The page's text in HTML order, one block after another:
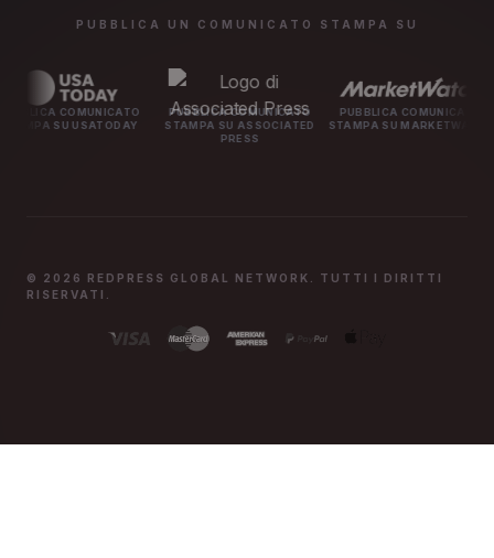
PUBBLICA UN COMUNICATO STAMPA SU
PUBBLICA COMUNICATO
STAMPA SU ASSOCIATED
PUBBLICA COMUNICATO
STAMPA SU MARKETWATCH
PUBBLICA
STAMPA
© 2026 REDPRESS GLOBAL NETWORK. TUTTI I DIRITTI
RISERVATI.